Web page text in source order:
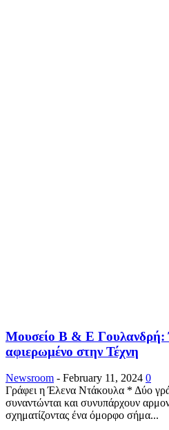
Μουσείο Β & Ε Γουλανδρή:
αφιερωμένο στην Τέχνη
Newsroom - February 11, 2024 0
Γράφει η Έλενα Ντάκουλα * Δύο
συναντώνται και συνυπάρχουν
σχηματίζοντας ένα όμορφο σήμα...